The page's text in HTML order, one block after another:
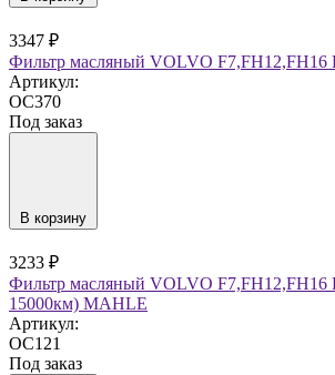
3347 ₽
Фильтр масляный VOLVO
Артикул:
OC370
Под заказ
В корзину
3233 ₽
Фильтр масляный VOLVO F7,FH12,FH16
15000км) MAHLE
Артикул:
OC121
Под заказ